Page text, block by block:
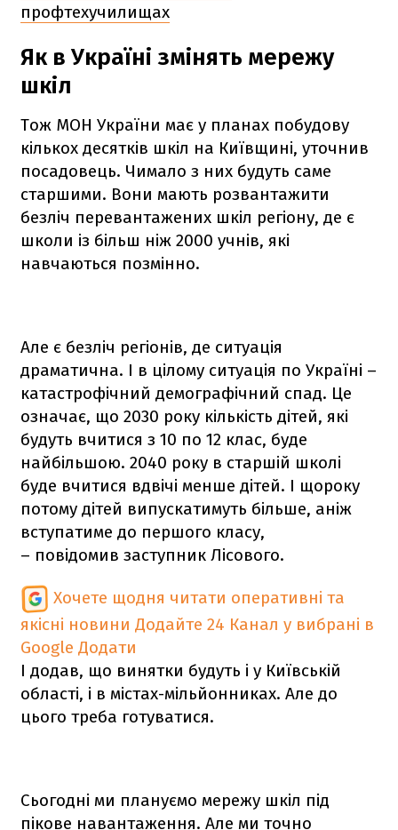
профтехучилищах
Як в Україні змінять мережу
шкіл
Тож МОН України має у планах побудову
кількох десятків шкіл на Київщині, уточнив
посадовець. Чимало з них будуть саме
старшими. Вони мають розвантажити
безліч перевантажених шкіл регіону, де є
школи із більш ніж 2000 учнів, які
навчаються позмінно.
Але є безліч регіонів, де ситуація
драматична. І в цілому ситуація по Україні –
катастрофічний демографічний спад. Це
означає, що 2030 року кількість дітей, які
будуть вчитися з 10 по 12 клас, буде
найбільшою. 2040 року в старшій школі
буде вчитися вдвічі менше дітей. І щороку
потому дітей випускатимуть більше, аніж
вступатиме до першого класу,
– повідомив заступник Лісового.
Хочете щодня читати оперативні та
якісні новини Додайте 24 Канал у вибрані в
Google Додати
І додав, що винятки будуть і у Київській
області, і в містах-мільйонниках. Але до
цього треба готуватися.
Сьогодні ми плануємо мережу шкіл під
пікове навантаження. Але ми точно